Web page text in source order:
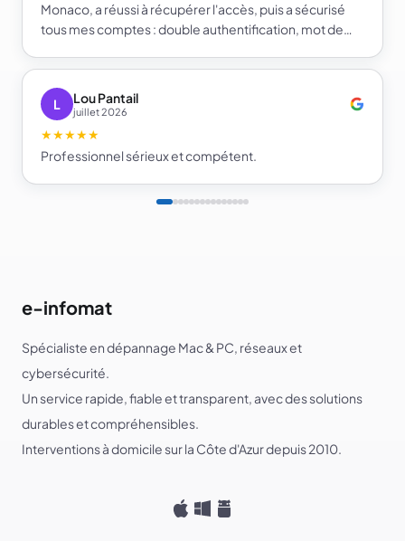
Monaco, a réussi à récupérer l'accès, puis a sécurisé
tous mes comptes : double authentification, mot de
beaucoup plus serein sur la sécurité de mes comptes.
Je recommande e-infomat.
L
Lou Pantail
juillet 2026
★★★★★
Professionnel sérieux et compétent.
e-infomat
Spécialiste en dépannage Mac & PC, réseaux et
cybersécurité.
Un service rapide, fiable et transparent, avec des solutions
durables et compréhensibles.
Interventions à domicile sur la Côte d'Azur depuis 2010.